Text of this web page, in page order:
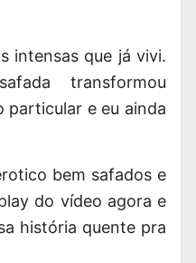
intensas que já vivi.
transformou
particular e eu ainda
bem safados e
do vídeo agora e
história quente pra